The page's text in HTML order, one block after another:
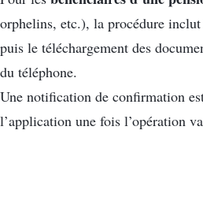
orphelins, etc.), la procédure
puis le téléchargement des
du téléphone.
Une notification de confirmation
l’application une fois l’opération